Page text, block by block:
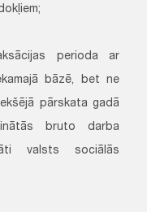
perioda ar
bāzē, bet ne
pārskata gadā
bruto darba
valsts sociālās